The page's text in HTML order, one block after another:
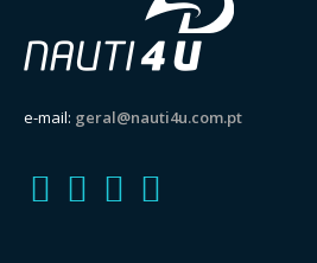
e-mail: geral@nauti4u.com.pt